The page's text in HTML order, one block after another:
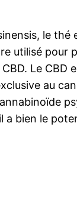
le thé
utilisé pour
Le CBD
au
a bien le